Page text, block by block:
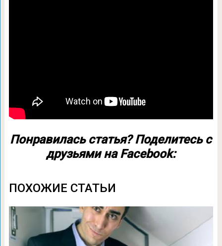
Понравилась статья? Поделитесь с
друзьями на Facebook:
ПОХОЖИЕ СТАТЬИ